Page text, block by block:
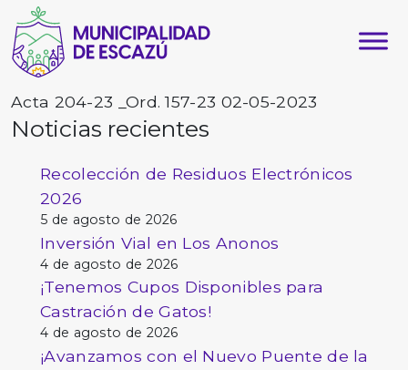
Acta 204-23 _Ord. 157-23 02-05-2023
Noticias recientes
Recolección de Residuos Electrónicos
2026
5 de agosto de 2026
Inversión Vial en Los Anonos
4 de agosto de 2026
¡Tenemos Cupos Disponibles para
Castración de Gatos!
4 de agosto de 2026
¡Avanzamos con el Nuevo Puente de la